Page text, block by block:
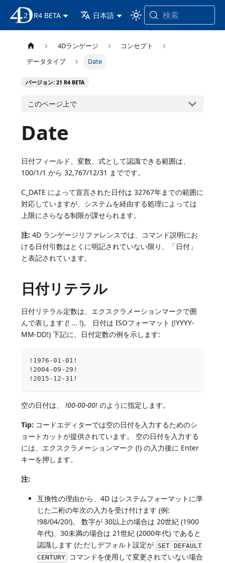
4D ドキュメンテーション
21 R4 BETA 日本語 検索
4Dランゲージ
コンセプト
データタイプ
Date
バージョン: 21 R4 BETA
このページ上で
Date
日付フィールド、変数、式として認識できる範囲は、
100/1/1 から 32,767/12/31 までです。
C_DATE によって宣言された日付は 32767年までの範囲に
対応していますが、システムを経由する処理によっては
上限にさらなる制限が課せられます。
注: 4D ランゲージリファレンスでは、コマンド説明にお
ける日付引数はとくに明記されていない限り、「日付」
と表記されています。
日付リテラル
日付リテラル定数は、エクスクラメーションマークで囲
んで表します (! ... !)。 日付は ISOフォーマット (!YYYY-
MM-DD!) 下記に、日付定数の例を示します:
!1976-01-01!
!2004-09-29!
!2015-12-31!
空の日付は、!00-00-00! のように指定します。
Tip: コードエディターでは空の日付を入力するためのシ
ョートカットが提供されています。 空の日付を入力する
には、エクスクラメーションマーク (!) の入力後に Enter
キーを押します。
注:
互換性の理由から、4D はシステムフォーマットに準
じた二桁の年次の入力を受け付けます (例:
!98/04/20!)。 数字が 30以上の場合は 20世紀 (1900
年代)、30未満の場合は 21世紀 (2000年代) であると
認識します (ただしデフォルト設定が SET DEFAULT
CENTURY コマンドを使用して変更されていない場合